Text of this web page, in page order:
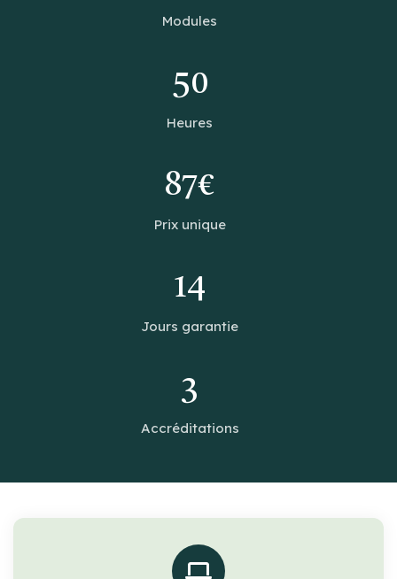
Modules
50
Heures
87€
Prix unique
14
Jours garantie
3
Accréditations